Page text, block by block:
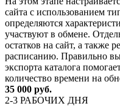
сайта с использованием
определяются
участвуют в обмене.
остатков на сайт, а также
расписанию. Правильно
экспорта каталога
количество времени на
35 000 руб.
2-3 РАБОЧИХ ДНЯ